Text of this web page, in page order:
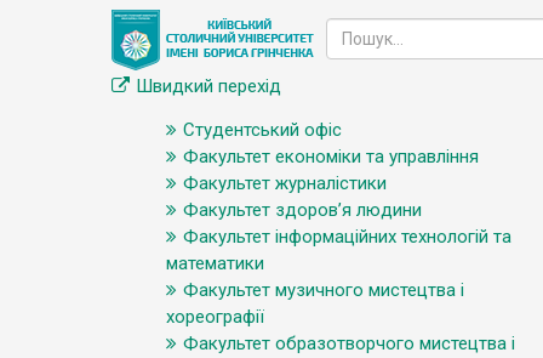
Швидкий перехід
Студентський офіс
Факультет економіки та управління
Факультет журналістики
Факультет здоров’я людини
Факультет інформаційних технологій та
математики
Факультет музичного мистецтва і
хореографії
Факультет образотворчого мистецтва і